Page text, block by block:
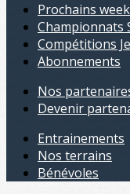
Prochains
Championnats
Compétitions
Abonnements
Nos
Devenir
Entrainements
Nos terrains
Bénévoles